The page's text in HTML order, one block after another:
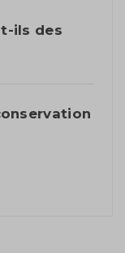
ils des